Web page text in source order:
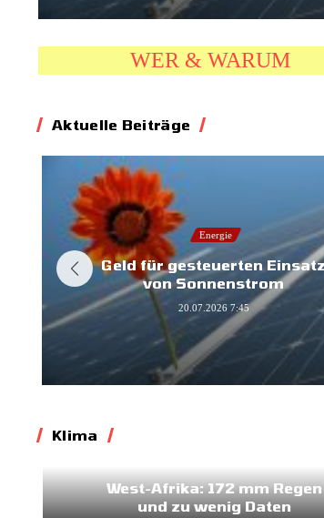
WER & WARUM
Aktuelle Beiträge
Energie
Geld für gesteuerten Einsatz
von Sonnenstrom
20.07.20267:45
Klima
West-Afrika: 172 mm Regen
und zu wenig Daten